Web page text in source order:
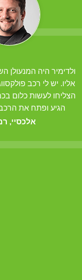
ולדימיר היה המנעולן
אליו. יש לי רכב
הצליחו לעשות כלום
הגיע ופתח את הרכב תוך
אלכסיי,